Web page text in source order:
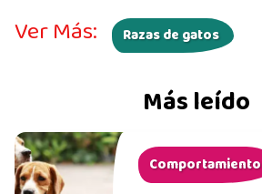
Más leído
Comportamiento
Ver Más: Razas de gatos